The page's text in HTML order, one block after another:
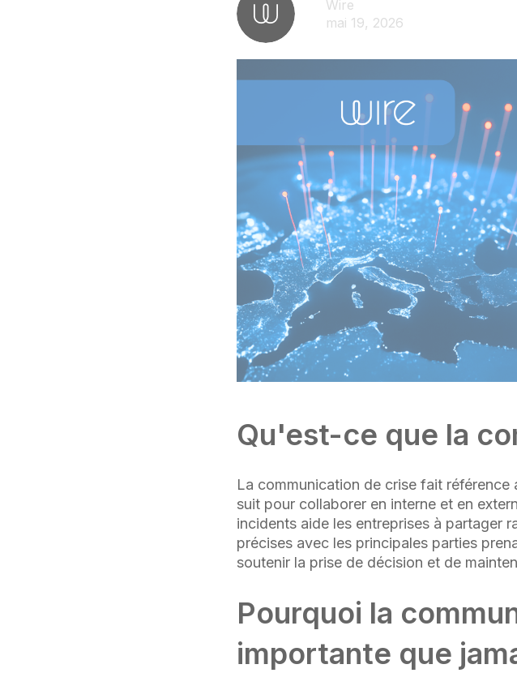
Wire
mai 19, 2026
Qu'est-ce que la
La communication de crise fait
suit pour collaborer en interne et en
incidents aide les entreprises à partager
précises avec les principales parties
soutenir la prise de décision et de
Pourquoi la
importante que